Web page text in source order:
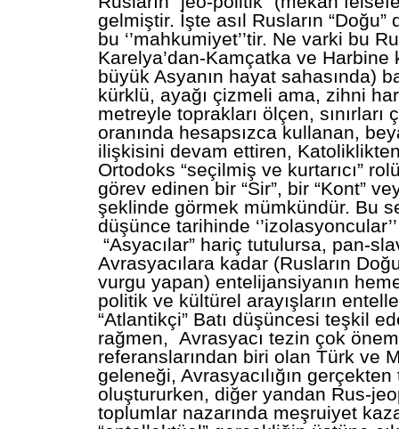
gelmiştir. İşte asıl Rusların “Doğu”
bu ‘’mahkumiyet’’tir. Ne varki bu
Karelya’dan-Kamçatka ve Harbine
büyük Asyanın hayat sahasında)
kürklü, ayağı çizmeli ama, zihni
metreyle toprakları ölçen, sınırları
oranında hesapsızca kullanan,
ilişkisini devam ettiren,
Ortodoks “seçilmiş ve kurtarıcı”
görev edinen bir “Sir”, bir “Kont”
şeklinde görmek mümkündür. Bu
düşünce tarihinde
“Asyacılar” hariç tutulursa, pan-
Avrasyacılara kadar (Rusların
vurgu yapan) entelijansiyanın
politik ve kültürel arayışların
“Atlantikçi” Batı düşüncesi teşkil
rağmen, Avrasyacı tezin çok
referanslarından biri olan Türk ve
geleneği, Avrasyacılığın
oluştururken, diğer yandan Rus-
toplumlar nazarında meşruiyet